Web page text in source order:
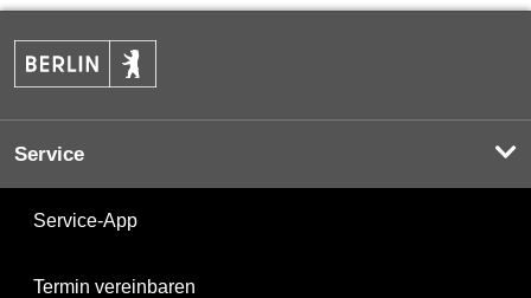
Service
Service-App
Termin vereinbaren